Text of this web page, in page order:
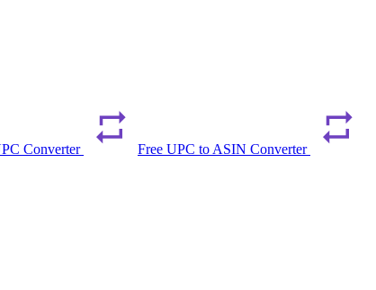
Converter
Free UPC to ASIN Converter